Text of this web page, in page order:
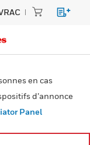
en cas
d’annonce
Panel